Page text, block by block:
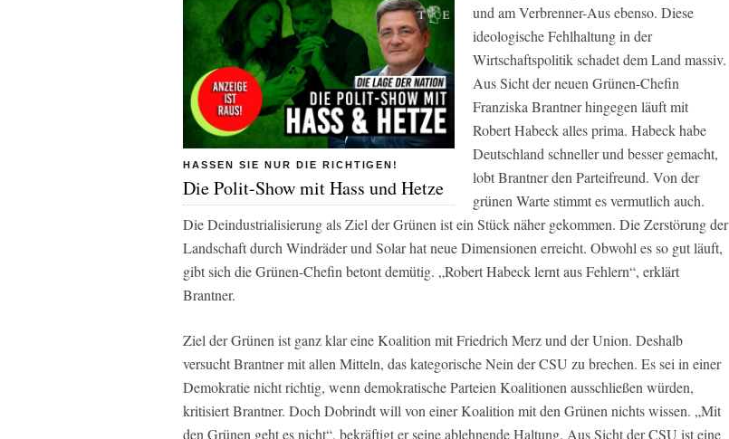
HASSEN SIE NUR DIE RICHTIGEN!
Die Polit-Show mit Hass und Hetze
und am Verbrenner-Aus ebenso. Diese
ideologische Fehlhaltung in der
Wirtschaftspolitik schadet dem Land massiv.
Aus Sicht der neuen Grünen-Chefin
Franziska Brantner hingegen läuft mit
Robert Habeck alles prima. Habeck habe
Deutschland schneller und besser gemacht,
lobt Brantner den Parteifreund. Von der
grünen Warte stimmt es vermutlich auch.
Die Deindustrialisierung als Ziel der Grünen ist ein Stück näher gekommen. Die Zerstörung der
Landschaft durch Windräder und Solar hat neue Dimensionen erreicht. Obwohl es so gut läuft,
gibt sich die Grünen-Chefin betont demütig. „Robert Habeck lernt aus Fehlern“, erklärt
Brantner.
Ziel der Grünen ist ganz klar eine Koalition mit Friedrich Merz und der Union. Deshalb
versucht Brantner mit allen Mitteln, das kategorische Nein der CSU zu brechen. Es sei in einer
Demokratie nicht richtig, wenn demokratische Parteien Koalitionen ausschließen würden,
kritisiert Brantner. Doch Dobrindt will von einer Koalition mit den Grünen nichts wissen. „Mit
den Grünen geht es nicht“, bekräftigt er seine ablehnende Haltung. Aus Sicht der CSU ist eine